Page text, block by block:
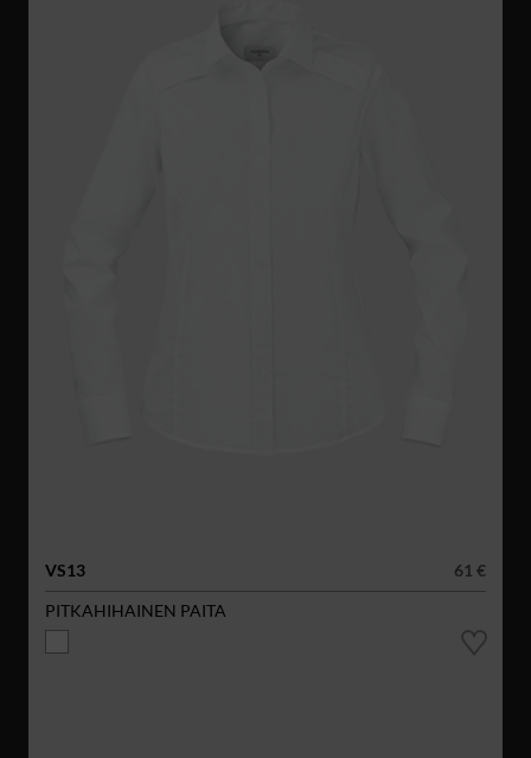
VS13
61 €
PITKAHIHAINEN PAITA